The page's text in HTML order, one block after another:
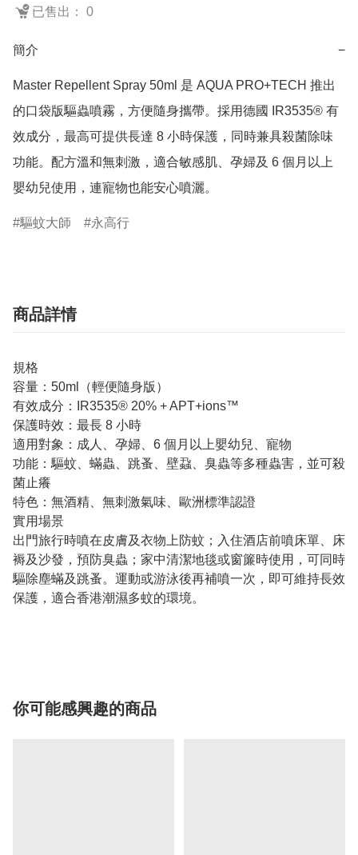
已售出： 0
簡介 −
Master Repellent Spray 50ml 是 AQUA PRO+TECH 推出
的口袋版驅蟲噴霧，方便隨身攜帶。採用德國 IR3535® 有
效成分，最高可提供長達 8 小時保護，同時兼具殺菌除味
功能。配方溫和無刺激，適合敏感肌、孕婦及 6 個月以上
嬰幼兒使用，連寵物也能安心噴灑。
驅蚊大師 永高行
商品詳情
規格
容量：50ml（輕便隨身版）
有效成分：IR3535® 20% + APT+ions™
保護時效：最長 8 小時
適用對象：成人、孕婦、6 個月以上嬰幼兒、寵物
功能：驅蚊、蟎蟲、跳蚤、壁蝨、臭蟲等多種蟲害，並可殺
菌止癢
特色：無酒精、無刺激氣味、歐洲標準認證
實用場景
出門旅行時噴在皮膚及衣物上防蚊；入住酒店前噴床單、床
褥及沙發，預防臭蟲；家中清潔地毯或窗簾時使用，可同時
驅除塵蟎及跳蚤。運動或游泳後再補噴一次，即可維持長效
保護，適合香港潮濕多蚊的環境。
你可能感興趣的商品